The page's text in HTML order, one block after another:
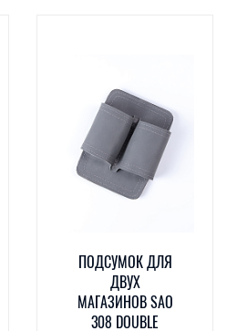
ПОДСУМОК ДЛЯ
ДВУХ
МАГАЗИНОВ SAO
308 DOUBLE